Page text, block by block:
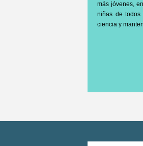
más jóvenes,
niñas de todos
ciencia y